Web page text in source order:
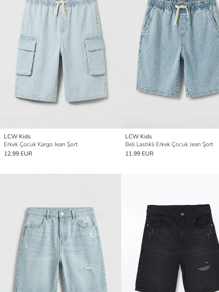
LCW Kids
Erkek Çocuk Kargo Jean Şort
12.99 EUR
LCW Kids
Beli Lastikli Erkek Çocuk Jean Şort
11.99 EUR